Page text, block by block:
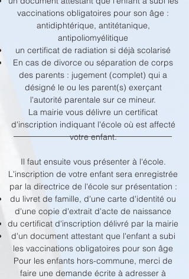
vaccinations obligatoires pour son âge :
antidiphtérique, antitétanique,
antipoliomyélitique
un certificat de radiation si déjà scolarisé
En cas de divorce ou séparation de corps
des parents : jugement (complet) qui a
désigné le ou les parent(s) exerçant
l'autorité parentale sur ce mineur.
La mairie vous délivre un certificat
d'inscription indiquant l'école où est affecté
votre enfant.
Il faut ensuite vous présenter à l'école.
L'inscription de votre enfant sera enregistrée
par la directrice de l'école sur présentation :
du livret de famille, d'une carte d'identité ou
d'une copie d'extrait d'acte de naissance
du certificat d'inscription délivré par la mairie
d'un document attestant que l'enfant a subi
les vaccinations obligatoires pour son âge
Pour les enfants hors-commune, merci de
faire une demande écrite à adresser à